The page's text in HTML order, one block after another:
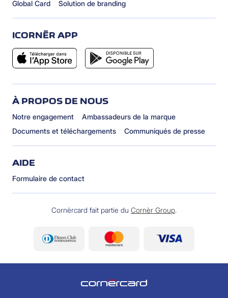
Global Card Solution de branding
ICORNÈR APP
À PROPOS DE NOUS
Notre engagement
Ambassadeurs de la marque
Documents et téléchargements
Communiqués de presse
AIDE
Formulaire de contact
Cornèrcard fait partie du Cornèr Group.